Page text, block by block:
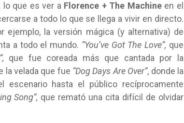
lo que es ver a Florence + The Machineen el
a todo lo que se llega a vivir en directo.
ejemplo, la versión mágica (y alternativa) de
a todo el mundo. “You‘ve Got The Love”, que
que fue coreada más que cantada por la
la velada que fue “Dog Days Are Over”, donde la
hasta el público recíprocamente
Song”, que remató una cita difícil de olvidar